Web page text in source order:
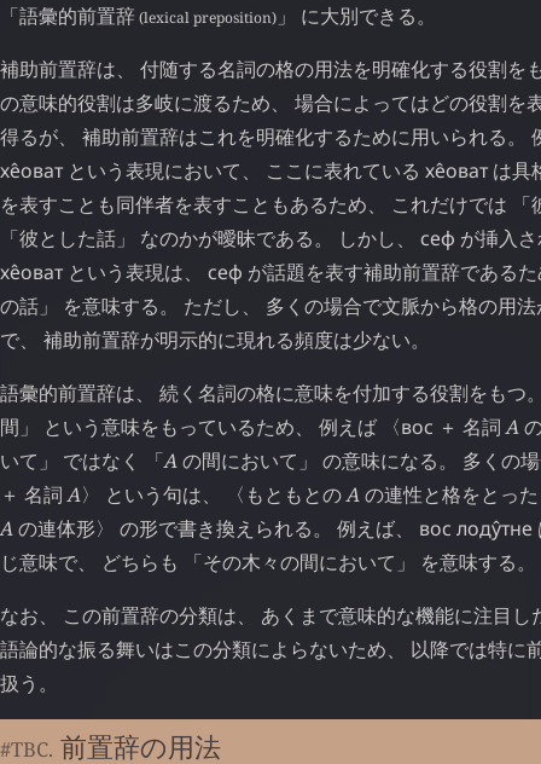
「語彙的前置辞(lexical preposition) 」 に大別できる。
補助前置辞は、 付随する名詞の格の用法を明確化する役割を
の意味的役割は多岐に渡るため、 場合によってはどの役割を
得るが、 補助前置辞はこれを明確化するために用いられる。
хе̂оват という表現において、 ここに表れている хе̂оват は具
を表すことも同伴者を表すこともあるため、 これだけでは
「彼とした話」 なのかが曖昧である。 しかし、 сеф が挿入
хе̂оват という表現は、 сеф が話題を表す補助前置辞である
の話」 を意味する。 ただし、 多くの場合で文脈から格の用
で、 補助前置辞が明示的に現れる頻度は少ない。
語彙的前置辞は、 続く名詞の格に意味を付加する役割をもつ
間」 という意味をもっているため、 例えば 〈вос ＋ 名詞A
いて」 ではなく 「Aの間において」 の意味になる。 多くの
＋ 名詞A〉 という句は、 〈もともとのAの連性と格をとっ
Aの連体形〉 の形で書き換えられる。 例えば、 вос лоду̂тне
じ意味で、 どちらも 「その木々の間において」 を意味する。
なお、 この前置辞の分類は、 あくまで意味的な機能に注目
語論的な振る舞いはこの分類によらないため、 以降では特に
扱う。
#TBC. 前置辞の用法